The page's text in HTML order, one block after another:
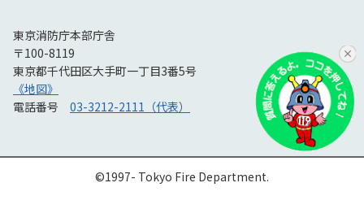
東京消防庁本部庁舎
〒100-8119
東京都千代田区大手町一丁目3番5号
《地図》
電話番号 03-3212-2111（代表）
©1997- Tokyo Fire Department.